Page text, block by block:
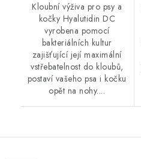
Kloubní výživa pro psy a
kočky Hyalutidin DC
vyrobena pomocí
bakteriálních kultur
zajišťující její maximální
vstřebatelnost do kloubů,
postaví vašeho psa i kočku
opět na nohy....